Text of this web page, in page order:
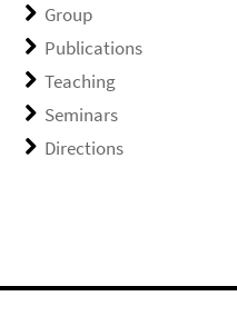
Group
Publications
Teaching
Seminars
Directions